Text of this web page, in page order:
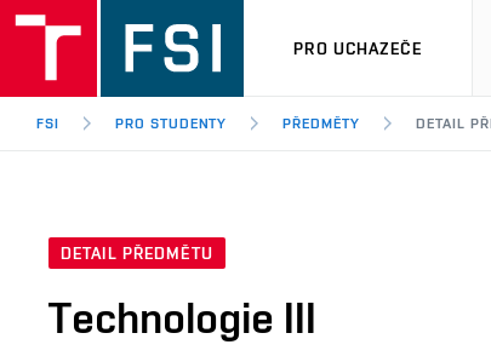
PRO UCHAZEČE
FSI PRO STUDENTY PŘEDMĚTY DETAIL
DETAIL PŘEDMĚTU
Technologie III